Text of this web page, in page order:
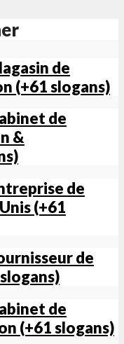
de
(+61 slogans)
de
&
de
(+61
de
de
(+61 slogans)